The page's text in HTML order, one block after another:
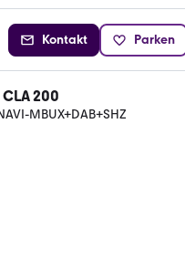
Kontakt Parken
200
MBUX+DAB+SHZ